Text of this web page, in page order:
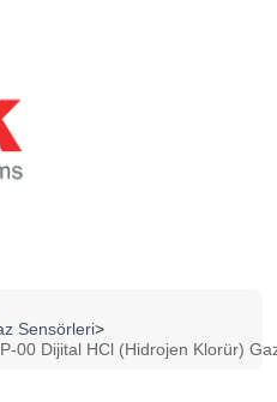
Sensörleri>
00 Dijital HCl (Hidrojen Klorür)